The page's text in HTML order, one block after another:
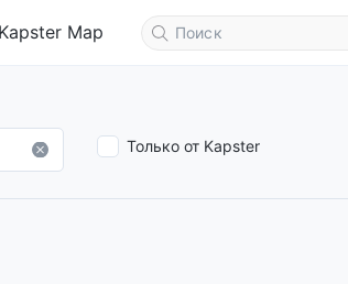
Kapster Map
Только от Kapster